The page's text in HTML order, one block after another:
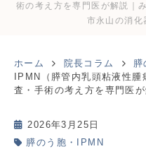
術の考え方を専門医が解説｜
市永山の消化
ホーム 院長コラム
膵
IPMN（膵管内乳頭粘液性
査・手術の考え方を専門医
2026年3月25日
膵のう胞・IPMN